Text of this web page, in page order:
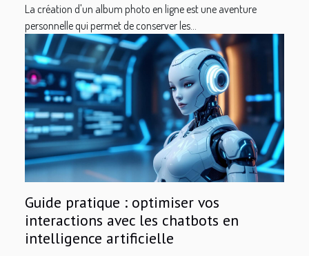
La création d'un album photo en ligne est une aventure
personnelle qui permet de conserver les...
Guide pratique : optimiser vos
interactions avec les chatbots en
intelligence artificielle